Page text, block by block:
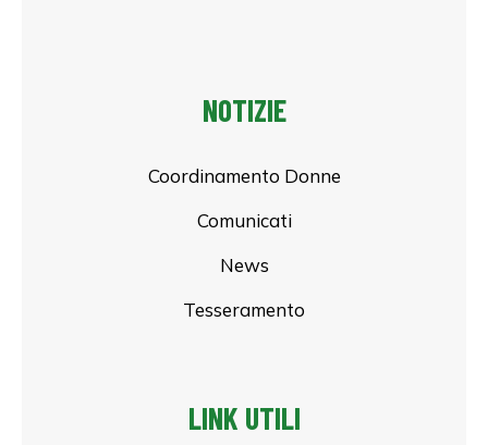
NOTIZIE
Coordinamento Donne
Comunicati
News
Tesseramento
LINK UTILI